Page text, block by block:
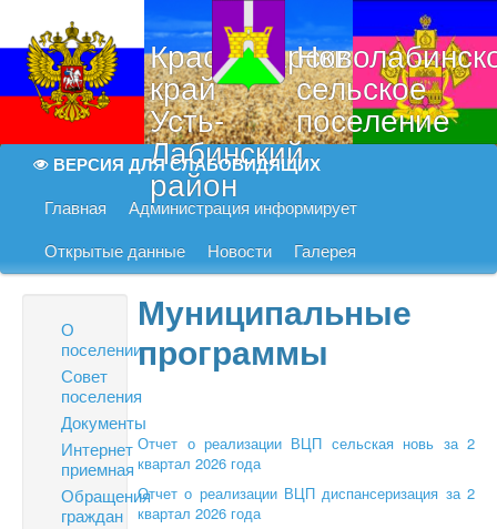
Краснодарский
край
Усть-
Лабинский
район
сельское
поселение
ВЕРСИЯ ДЛЯ СЛАБОВИДЯЩИХ
Главная Администрация информирует
Открытые данные Новости Галерея
О
поселении
Совет
поселения
Документы
Интернет
приемная
Обращения
граждан
Муниципальные
программы
Отчет о реализации ВЦП сельская новь за 2
квартал 2026 года
Отчет о реализации ВЦП диспансеризация за 2
квартал 2026 года